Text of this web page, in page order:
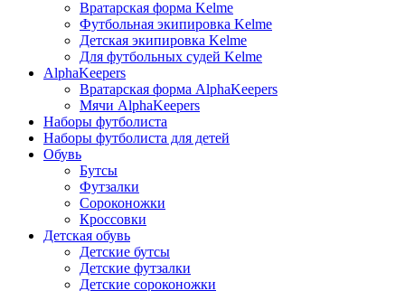
Вратарская форма Kelme
Футбольная экипировка Kelme
Детская экипировка Kelme
Для футбольных судей Kelme
AlphaKeepers
Вратарская форма AlphaKeepers
Мячи AlphaKeepers
Наборы футболиста
Наборы футболиста для детей
Обувь
Бутсы
Футзалки
Сороконожки
Кроссовки
Детская обувь
Детские бутсы
Детские футзалки
Детские сороконожки